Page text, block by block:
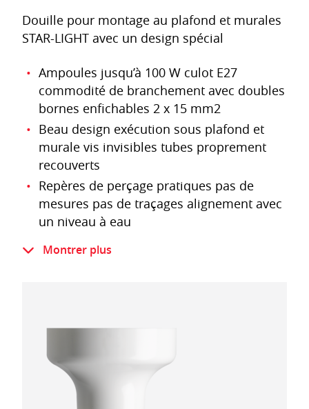
Douille pour montage au plafond et murales
STAR-LIGHT avec un design spécial
Ampoules jusqu’à 100 W culot E27
commodité de branchement avec doubles
bornes enfichables 2 x 15 mm2
Beau design exécution sous plafond et
murale vis invisibles tubes proprement
recouverts
Repères de perçage pratiques pas de
mesures pas de traçages alignement avec
un niveau à eau
Introductions de tubes aisément
défonçables tubes KIR M16 et M20 à fleur
Test au filament incandescent IEC 60695-2-
11 850 °C
Sans halogènes selon IEC 60754-1
Montrer plus